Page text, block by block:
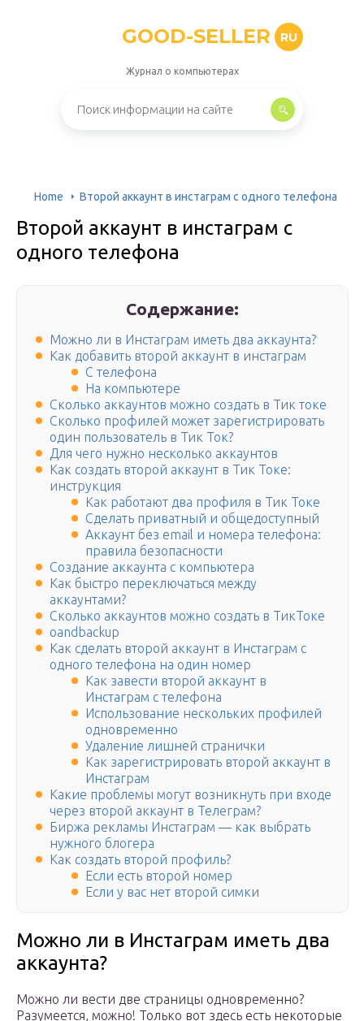
GOOD-SELLER RU
Журнал о компьютерах
Home Второй аккаунт в инстаграм с одного телефона
Второй аккаунт в инстаграм с
одного телефона
Содержание:
Можно ли в Инстаграм иметь два аккаунта?
Как добавить второй аккаунт в инстаграм
С телефона
На компьютере
Сколько аккаунтов можно создать в Тик токе
Сколько профилей может зарегистрировать
один пользователь в Тик Ток?
Для чего нужно несколько аккаунтов
Как создать второй аккаунт в Тик Токе:
инструкция
Как работают два профиля в Тик Токе
Сделать приватный и общедоступный
Аккаунт без email и номера телефона:
правила безопасности
Создание аккаунта с компьютера
Как быстро переключаться между
аккаунтами?
Сколько аккаунтов можно создать в ТикТоке
oandbackup
Как сделать второй аккаунт в Инстаграм с
одного телефона на один номер
Как завести второй аккаунт в
Инстаграм с телефона
Использование нескольких профилей
одновременно
Удаление лишней странички
Как зарегистрировать второй аккаунт в
Инстаграм
Какие проблемы могут возникнуть при входе
через второй аккаунт в Телеграм?
Биржа рекламы Инстаграм — как выбрать
нужного блогера
Как создать второй профиль?
Если есть второй номер
Если у вас нет второй симки
Можно ли в Инстаграм иметь два
аккаунта?
Можно ли вести две страницы одновременно?
Разумеется, можно! Только вот здесь есть некоторые